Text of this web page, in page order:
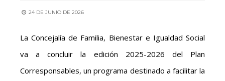
24 DE JUNIO DE 2026
La Concejalía de Familia, Bienestar e Igualdad Social
va a concluir la edición 2025-2026 del Plan
Corresponsables, un programa destinado a facilitar la